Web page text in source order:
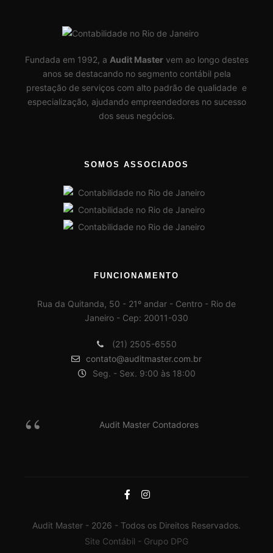
Fundada em 1992, a Audit Mastervem ao longo destes
anos se destacando no segmento contábil pela
prestação de serviços com alto padrão de qualidade e
especialização, ajudando empreendedores no sucesso
dos seus negócios.
SOMOS ASSOCIADOS
FUNCIONAMENTO
Rua da Quitanda, 50 - 21º andar - Centro - Rio de
Janeiro - Cep: 20011-030
(21) 2505-6550
contato@auditmaster.com.br
Seg. - Sex. 9:00 às 18:00
Audit Master Contadores
Audit Master - 2026 - Todos os Direitos Reservados.
Site Contábil - Grupo DPG